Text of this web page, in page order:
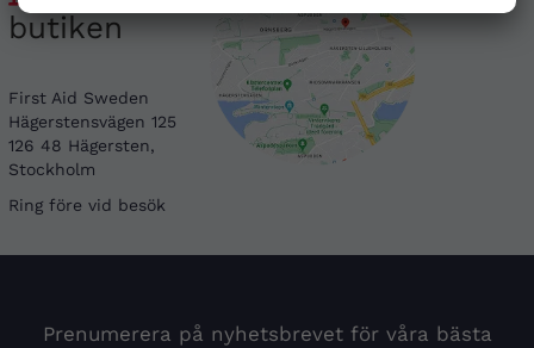
butiken
First Aid Sweden
Hägerstensvägen 125
126 48 Hägersten,
Stockholm
Ring före vid besök
Prenumerera på nyhetsbrevet för våra bästa